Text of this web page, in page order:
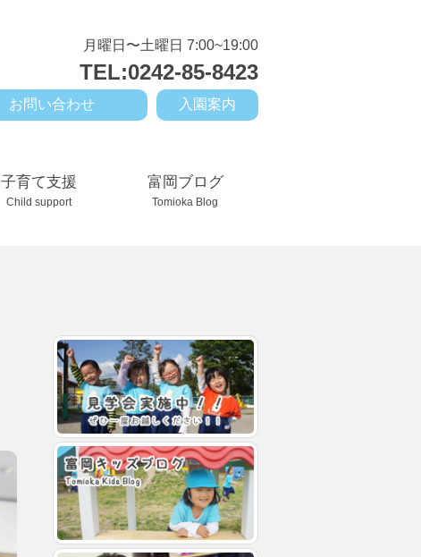
月曜日〜土曜日 7:00~19:00
TEL:0242-85-8423
入園案内
お問い合わせ
子育て支援
Child support
富岡ブログ
Tomioka Blog